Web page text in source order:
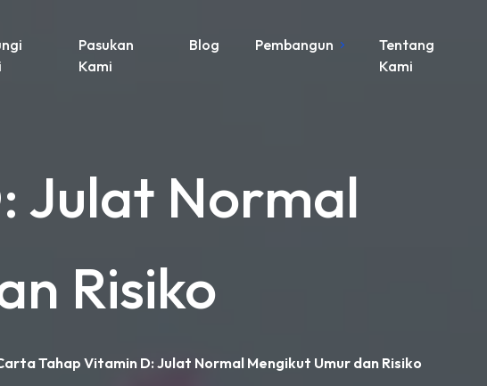
Pasukan
Kami
Blog Pembangun
Tentang
Kami
Julat Normal
Risiko
Tahap Vitamin D: Julat Normal Mengikut Umur dan Risiko